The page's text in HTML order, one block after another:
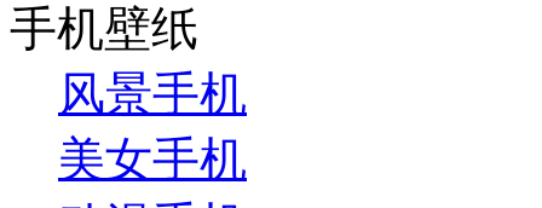
手机壁纸
风景手机
美女手机